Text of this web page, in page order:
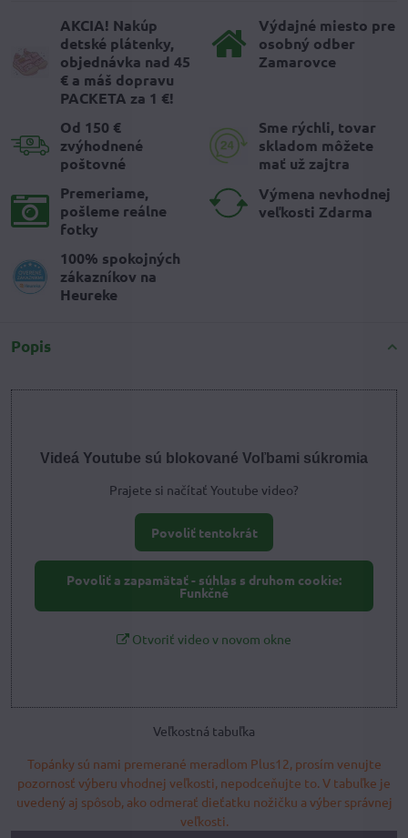
AKCIA! Nakúp
detské plátenky,
objednávka nad 45
€ a máš dopravu
PACKETA za 1 €!
Výdajné miesto pre
osobný odber
Zamarovce
Od 150 €
zvýhodnené
poštovné
Sme rýchli, tovar
skladom môžete
mať už zajtra
Premeriame,
pošleme reálne
fotky
Výmena nevhodnej
veľkosti Zdarma
100% spokojných
zákazníkov na
Heureke
Popis
Videá Youtube sú blokované Voľbami súkromia
Prajete si načítať Youtube video?
Povoliť tentokrát
Povoliť a zapamätať - súhlas s druhom cookie:
Funkčné
Otvoriť video v novom okne
Veľkostná tabuľka
Topánky sú nami premerané meradlom Plus12, prosím venujte
pozornosť výberu vhodnej veľkosti, nepodceňujte to. V tabuľke je
uvedený aj spôsob, ako odmerať dieťatku nožičku a výber správnej
veľkosti.